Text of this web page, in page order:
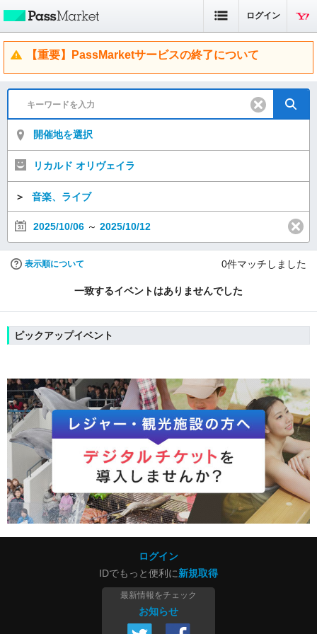
ログイン
【重要】PassMarketサービスの終了について
開催地を選択
リカルド オリヴェイラ
＞ 音楽、ライブ
2025/10/06 ～ 2025/10/12
表示順について 0件マッチしました
一致するイベントはありませんでした
ピックアップイベント
ログイン
IDでもっと便利に新規取得
最新情報をチェック
お知らせ